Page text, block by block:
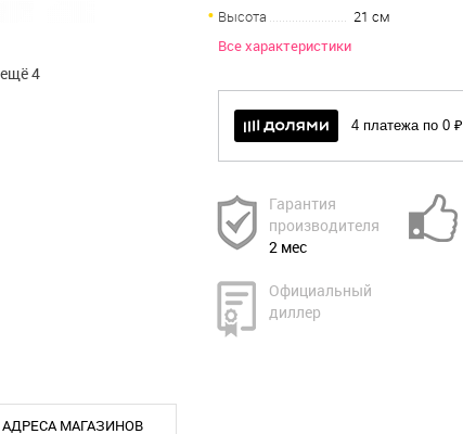
ещё 4
Высота
21 см
Все характеристики
4 платежа по 0 ₽
Гарантия
производителя
2 мес
Официальный
диллер
АДРЕСА МАГАЗИНОВ